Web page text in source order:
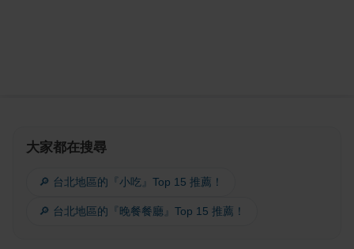
大家都在搜尋
🔎 台北地區的『小吃』Top 15 推薦！
🔎 台北地區的『晚餐餐廳』Top 15 推薦！